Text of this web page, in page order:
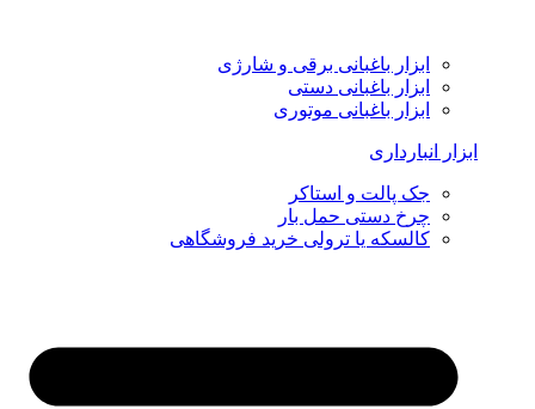
ابزار باغبانی برقی و شارژی
ابزار باغبانی دستی
ابزار باغبانی موتوری
ابزار انبارداری
جک پالت و استاکر
چرخ دستی حمل بار
کالسکه یا ترولی خرید فروشگاهی